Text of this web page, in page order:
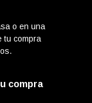
o en una
tu compra
compra